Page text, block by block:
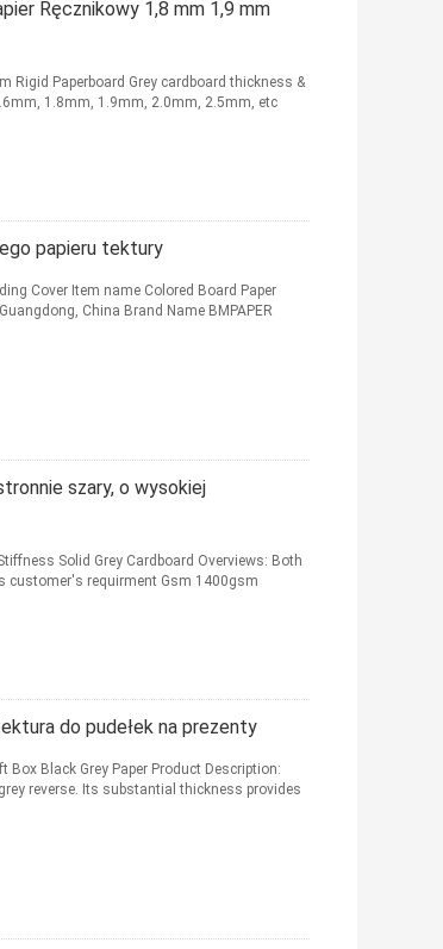
Ręcznikowy 1,8 mm 1,9 mm
Rigid Paperboard Grey cardboard thickness &
1.8mm, 1.9mm, 2.0mm, 2.5mm, etc
papieru tektury
Cover Item name Colored Board Paper
China Brand Name BMPAPER
szary, o wysokiej
Solid Grey Cardboard Overviews: Both
customer's requirment Gsm 1400gsm
do pudełek na prezenty
Black Grey Paper Product Description:
reverse. Its substantial thickness provides